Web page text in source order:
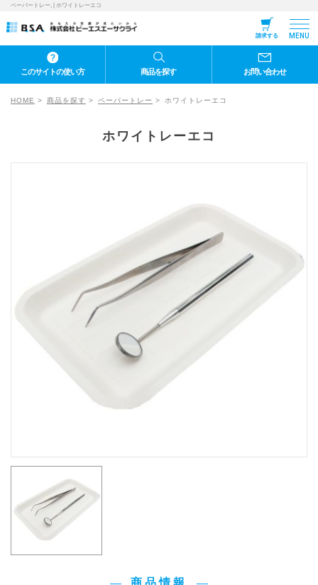
ペーパートレー, | ホワイトレーエコ
請求する MENU
このサイトの使い方 商品を探す お問い合わせ
HOME 商品を探す ペーパートレー ホワイトレーエコ
ホワイトレーエコ
商品情報